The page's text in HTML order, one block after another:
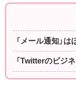
「メール通知」
「Twitterのビジ